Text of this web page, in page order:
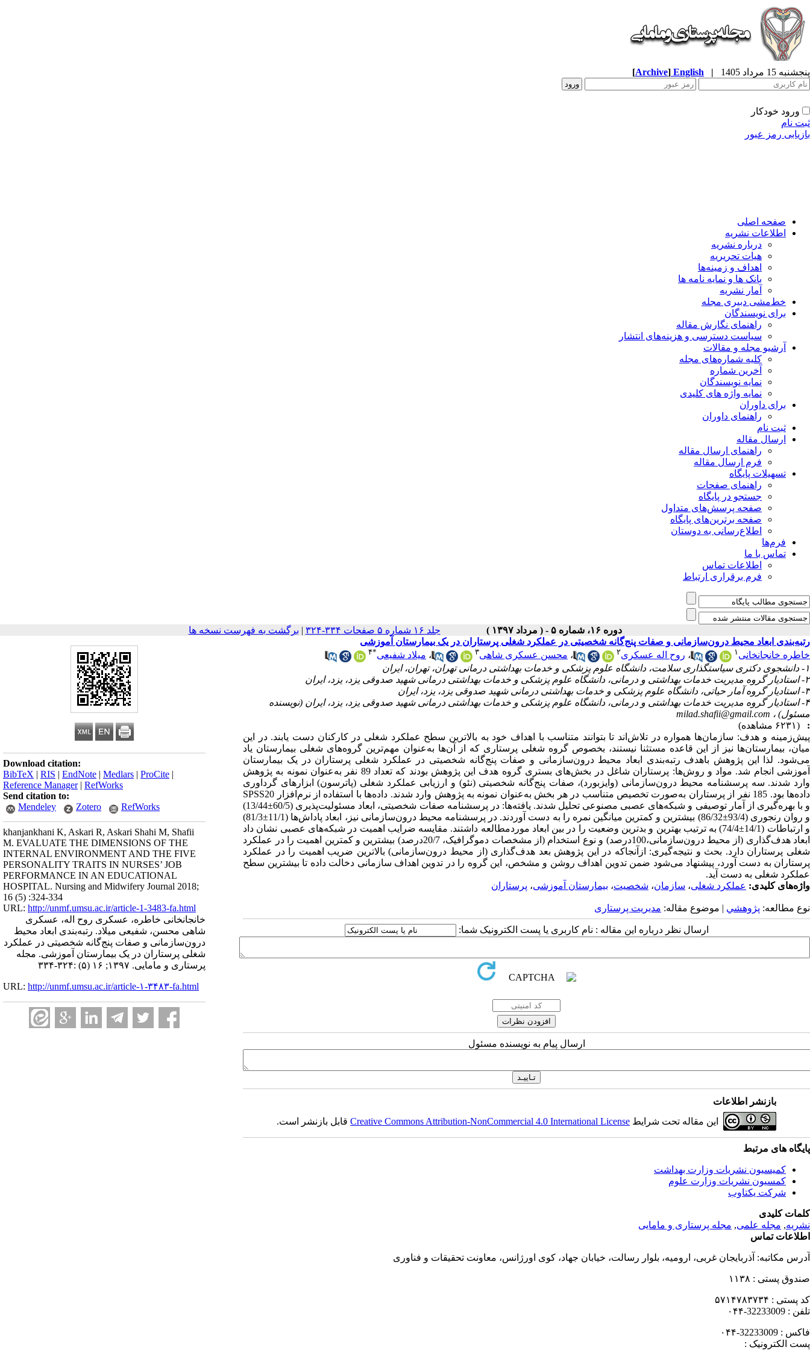
پنجشنبه 15 مرداد 1405 |
English
[Archive]
ورود خودکار
ثبت نام
بازیابی رمز عبور
صفحه اصلی
اطلاعات نشریه
درباره نشریه
هیات تحریریه
اهداف و زمینه‌ها
بانک ها و نمایه نامه ها
آمار نشریه
خط‌مشی دبیری مجله
برای نویسندگان
راهنمای نگارش مقاله
سیاست دسترسی و هزینه‌های انتشار
آرشیو مجله و مقالات
کلیه شماره‌های مجله
آخرین شماره
نمایه نویسندگان
نمایه واژه های کلیدی
برای داوران
راهنمای داوران
ثبت نام
ارسال مقاله
راهنمای ارسال مقاله
فرم ارسال مقاله
تسهیلات پایگاه
راهنمای صفحات
جستجو در پایگاه
صفحه پرسش‌های متداول
صفحه برترین‌های پایگاه
اطلاع‌رسانی به دوستان
فرم‌ها
تماس با ما
اطلاعات تماس
فرم برقراری ارتباط
دوره ۱۶، شماره ۵ - ( مرداد ۱۳۹۷ ) جلد ۱۶ شماره ۵ صفحات ۳۳۴-۳۲۴ | برگشت به فهرست نسخه ها
Download citation:
BibTeX | RIS | EndNote | Medlars | ProCite |
Reference Manager| RefWorks
Send citation to:
Mendeley
Zotero RefWorks
khanjankhani K, Askari R, Askari Shahi M, Shafii
M. EVALUATE THE DIMENSIONS OF THE
INTERNAL ENVIRONMENT AND THE FIVE
PERSONALITY TRAITS IN NURSES’ JOB
PERFORMANCE IN AN EDUCATIONAL
HOSPITAL. Nursing and Midwifery Journal 2018;
16 (5) :324-334
URL: http://unmf.umsu.ac.ir/article-1-3483-fa.html
خانجانخانی خاطره، عسکری روح اله، عسکری
شاهی محسن، شفیعی میلاد. رتبه‌بندی ابعاد محیط
درون‌سازمانی و صفات پنج‌گانه شخصیتی در عملکرد
شغلی پرستاران در یک بیمارستان آموزشی. مجله
پرستاری و مامایی. ۱۳۹۷; ۱۶ (۵) :۳۲۴-۳۳۴
URL: http://unmf.umsu.ac.ir/article-۱-۳۴۸۳-fa.html
رتبه‌بندی ابعاد محیط درون‌سازمانی و صفات پنج‌گانه شخصیتی در عملکرد شغلی پرستاران در یک بیمارستان آموزشی
خاطره خانجانخانی ۱ ، روح اله عسکری۲ ، محسن عسکری شاهی۳ ، میلاد شفیعی*۴
۱- دانشجوی دکتری سیاستگذاری سلامت، دانشگاه علوم پزشکی و خدمات بهداشتی درمانی تهران، تهران،‌ ایران
۲- استادیار گروه مدیریت خدمات بهداشتی و درمانی، دانشگاه علوم پزشکی و خدمات بهداشتی درمانی شهید صدوقی یزد، یزد، ایران
۳- استادیار گروه آمار حیاتی، دانشگاه علوم پزشکی و خدمات بهداشتی درمانی شهید صدوقی یزد، یزد، ایران
۴- استادیار گروه مدیریت خدمات بهداشتی و درمانی، دانشگاه علوم پزشکی و خدمات بهداشتی درمانی شهید صدوقی یزد، یزد، ایران (نویسنده
مسئول) ، milad.shafii@gmail.com
:
(۶۲۳۱ مشاهده)
پیش‌زمینه و هدف: سازمان‌ها همواره در تلاش‌اند تا بتوانند متناسب با اهداف خود به بالاترین سطح عملکرد شغلی در کارکنان دست یابند. در این
میان، بیمارستان‌ها نیز از این قاعده مستثنا نیستند، بخصوص گروه شغلی پرستاری که از آن‌ها به‌عنوان مهم‌ترین گروه‌های شغلی بیمارستان یاد
می‌شود. لذا این پژوهش باهدف رتبه‌بندی ابعاد محیط درون‌سازمانی و صفات پنج‌گانه شخصیتی در عملکرد شغلی پرستاران در یک بیمارستان
آموزشی انجام شد. مواد و روش‌ها: پرستاران شاغل در بخش‌های بستری گروه هدف این پژوهش بودند که تعداد 89 نفر به‌عنوان نمونه به پژوهش
وارد شدند. سه پرسشنامه محیط درون‌سازمانی (وایزبورد)، صفات پنج‌گانه شخصیتی (نئو) و ارزیابی عملکرد شغلی (پاترسون) ابزارهای گرداوری
داده‌ها بود. 185 نفر از پرستاران به‌صورت تخصیص متناسب در هر بخش به‌عنوان نمونه به پژوهش وارد شدند. داده‌ها با استفاده از نرم‌افزار SPSS20
و با بهره‌گیری از آمار توصیفی و شبکه‌های عصبی مصنوعی تحلیل شدند. یافته‌ها: در پرسشنامه صفات شخصیتی، ابعاد مسئولیت‌پذیری (60/5±13/44)
و روان رنجوری (93/4±86/32) بیشترین و کمترین میانگین نمره را به دست آوردند. در پرسشنامه محیط درون‌سازمانی نیز، ابعاد پاداش‌ها (11/1±81/3)
و ارتباطات (14/1±74/4) به ترتیب بهترین و بدترین وضعیت را در بین ابعاد موردمطالعه داشتند. مقایسه ضرایب اهمیت در شبکه‌های عصبی نشان داد
ابعاد هدف‌گذاری (از محیط درون‌سازمانی،100درصد) و نوع استخدام (از مشخصات دموگرافیک، 20/7درصد) بیشترین و کمترین اهمیت را در عملکرد
شغلی پرستاران دارد. بحث و نتیجه‌گیری: ازآنجاکه در این پژوهش بعد هدف‌گذاری (از محیط درون‌سازمانی) بالاترین ضریب اهمیت را در عملکرد
پرستاران به دست آورد، پیشنهاد می‌شود ضمن تدوین اهداف روشن و مشخص، این گروه را در تدوین اهداف سازمانی دخالت داده تا بیشترین سطح
عملکرد شغلی به دست آید.
واژه‌های کلیدی: عملکرد شغلی، سازمان، شخصیت، بیمارستان آموزشی، پرستاران
نوع مطالعه: پژوهشي | موضوع مقاله: مدیریت پرستاری
ارسال نظر درباره این مقاله : نام کاربری یا پست الکترونیک شما:
ارسال پیام به نویسنده مسئول
بازنشر اطلاعات
این مقاله تحت شرایط Creative Commons Attribution-NonCommercial 4.0 International Licenseقابل بازنشر است.
پایگاه های مرتبط
کمیسیون نشریات وزارت بهداشت
کمسیون نشریات وزارت علوم
شرکت یکتاوب
کلمات کلیدی
نشریه, مجله علمی, مجله پرستاری و مامایی
اطلاعات تماس
آدرس مکاتبه: آذربایجان غربی، ارومیه، بلوار رسالت، خیابان جهاد، کوی اورژانس، معاونت تحقیقات و فناوری
صندوق پستی : ۱۱۳۸
کد پستی : ۵۷۱۴۷۸۳۷۳۴
تلفن : 32233009-۰۴۴
فاکس : 32233009-۰۴۴
پست الکترونیک :